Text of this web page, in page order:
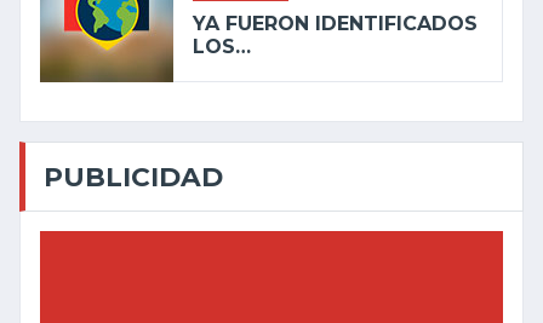
YA FUERON IDENTIFICADOS
LOS…
PUBLICIDAD